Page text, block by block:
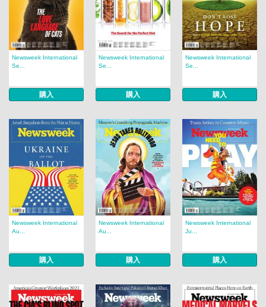
Newsweek International
Se...
購入
Newsweek International
Se...
購入
Newsweek International
Se...
購入
Newsweek International
Au...
購入
Newsweek International
Au...
購入
Newsweek International
Ju...
購入